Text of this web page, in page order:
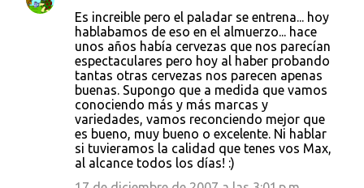
Es increible pero el paladar se entrena... hoy
hablabamos de eso en el almuerzo... hace
unos años había cervezas que nos parecían
espectaculares pero hoy al haber probando
tantas otras cervezas nos parecen apenas
buenas. Supongo que a medida que vamos
conociendo más y más marcas y
variedades, vamos reconciendo mejor que
es bueno, muy bueno o excelente. Ni hablar
si tuvieramos la calidad que tenes vos Max,
al alcance todos los días! :)